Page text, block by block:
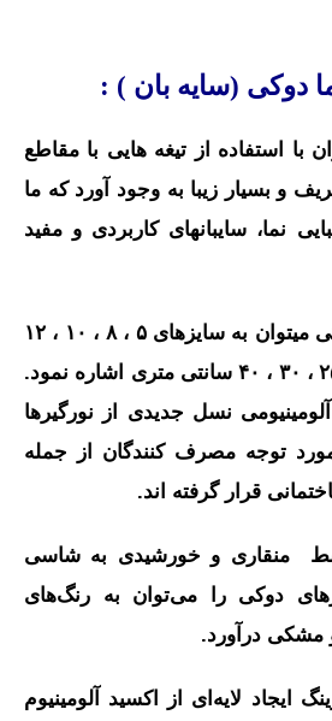
استفاده از تیغه هایی با مقاطع
و بسیار زیبا به وجود آورد که ما
نما، سایبانهای کاربردی و مفید
از جمله لوور های دوکی میتوان به سایزهای ۵ ، ۸ ، ۱۰ ، ۱۲
، ۱۵ ، ۱۷ ، ۱۸ ، ۲۰ ، ۲۵ ، ۳۰ ، ۴۰ سانتی متری اشاره نمود.
نسل جدیدی از نورگیرها
توجه مصرف کنندگان از جمله
قرار گرفته اند.
منقاری و خورشیدی به شاسی
دوکی را می‌توان به رنگ‌های
مشکی درآورد.
ایجاد لایه‌ای از اکسید آلومینیوم